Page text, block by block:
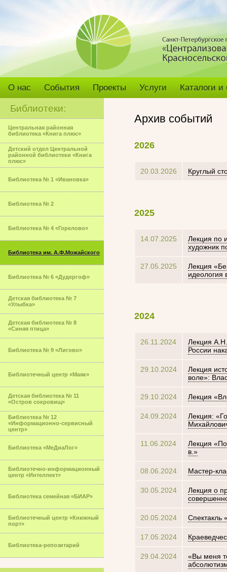
О нас События Проекты Услуги Каталоги
Библиотеки:
Центральная районная
библиотека «Книга плюс»
Детский отдел Центральной
районной библиотеки «Книга
плюс»
Библиотека № 1 «Ивановка»
Библиотека № 2
Библиотека № 4 «Горелово»
Библиотека им. А.Ф.Можайского
Библиотека № 6 «Дудергоф»
Детская библиотека № 7
«Улыбка»
Детская библиотека № 8
«Синяя птица»
Библиотека № 9 «Лигово»
Библиотечный центр «Маяк»
Детская библиотека № 11
«Остров сокровищ»
Библиотека № 12
«Информационно-сервисный
центр»
Библиотека «МеДиаЛог»
Библиотечно-информационный
центр «Интеллект»
Библиотека семейная «БИАР»
Библиотечный центр «Книжный
порт»
Библиотека-репозитарий
Архив событий
2026
20.03.2026 Круглый
2025
14.07.2025
Лекция по
художник
27.05.2025
Лекция
идеология
2024
26.11.2024
Лекция
России
29.10.2024
Лекция
воле»:
29.10.2024 Лекция
24.09.2024
Лекция:
11.06.2024
Лекция
в.»
08.06.2024 Мастер-
30.05.2024
Лекция о
20.05.2024 Спектакль
17.05.2024
29.04.2024
«Вы меня